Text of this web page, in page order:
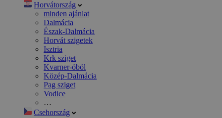
Horvátország
minden ajánlat
Dalmácia
Észak-Dalmácia
Horvát szigetek
Isztria
Krk sziget
Kvarner-öböl
Közép-Dalmácia
Pag sziget
Vodice
…
Csehország